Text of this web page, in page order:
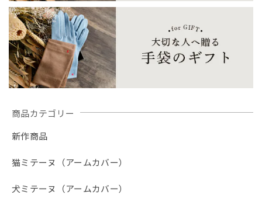
商品カテゴリー
新作商品
猫ミテーヌ（アームカバー）
犬ミテーヌ（アームカバー）
2026/07/24
黒レースしか在庫が無かったため、黒レースロングサイズを
注文。 黒が入荷したとのことで、黒ロングを注文したが、
一週間しても発送通知が来ない。おそらく在庫切れだったの
だろう。在庫切れなら在庫切れと表記して購入できないよう
にして欲しかったです。 楽しみにしていたのに、残念でた
まりません
日焼け対策に使用しています。 サラッとしていて使い心地